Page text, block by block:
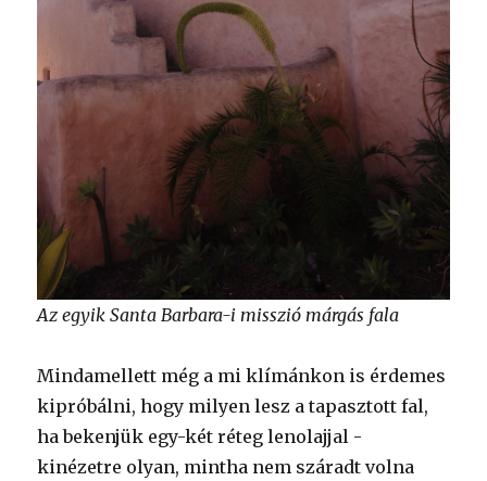
Az egyik Santa Barbara-i misszió márgás fala
Mindamellett még a mi klímánkon is érdemes
kipróbálni, hogy milyen lesz a tapasztott fal,
ha bekenjük egy-két réteg lenolajjal -
kinézetre olyan, mintha nem száradt volna